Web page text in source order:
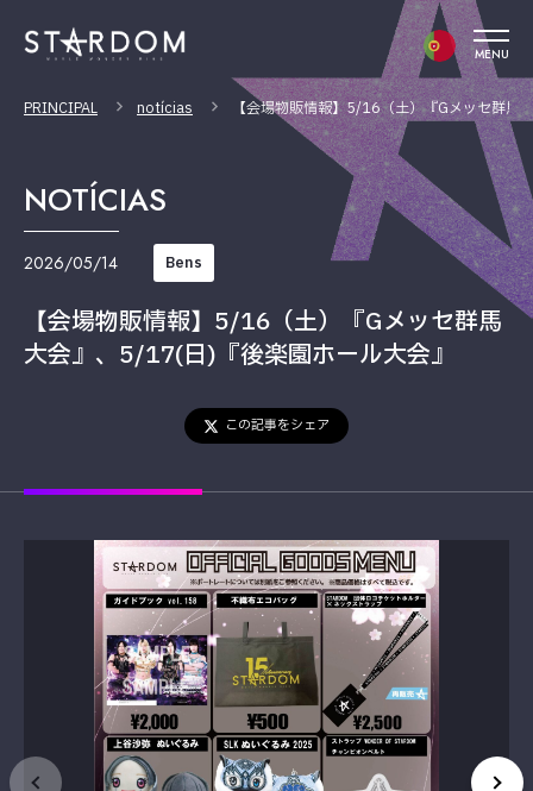
MENU
PRINCIPAL notícias 【会場物販情報】5/16（土）『Gメッセ群
NOTÍCIAS
2026/05/14 Bens
【会場物販情報】5/16（土）『Gメッセ群馬
大会』、5/17(日)『後楽園ホール大会』
この記事をシェア